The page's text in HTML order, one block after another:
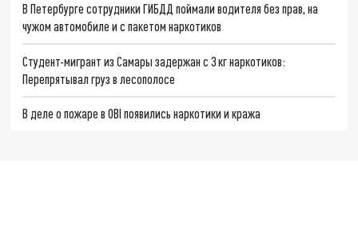
В Петербурге сотрудники ГИБДД поймали водителя без прав, на
чужом автомобиле и с пакетом наркотиков
Студент-мигрант из Самары задержан с 3 кг наркотиков:
Перепрятывал груз в лесополосе
В деле о пожаре в OBI появились наркотики и кража